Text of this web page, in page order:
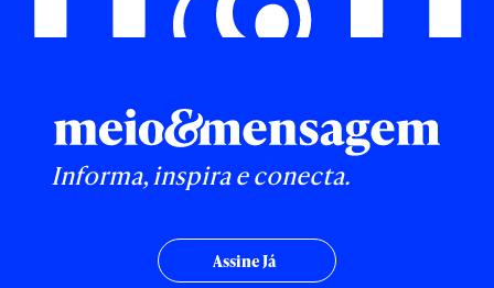
Informa, inspira e conecta.
Assine Já